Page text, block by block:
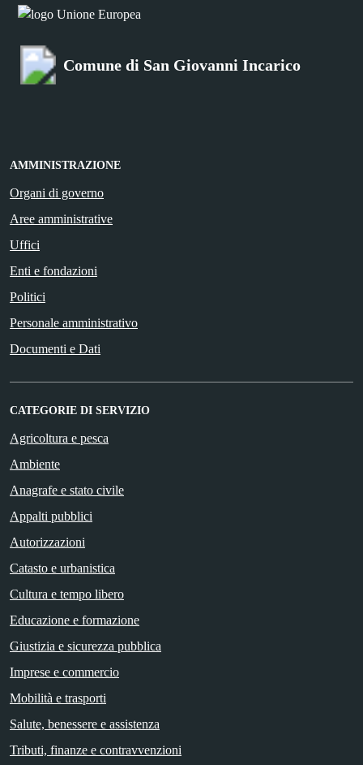
Comune di San Giovanni Incarico
AMMINISTRAZIONE
Organi di governo
Aree amministrative
Uffici
Enti e fondazioni
Politici
Personale amministrativo
Documenti e Dati
CATEGORIE DI SERVIZIO
Agricoltura e pesca
Ambiente
Anagrafe e stato civile
Appalti pubblici
Autorizzazioni
Catasto e urbanistica
Cultura e tempo libero
Educazione e formazione
Giustizia e sicurezza pubblica
Imprese e commercio
Mobilità e trasporti
Salute, benessere e assistenza
Tributi, finanze e contravvenzioni